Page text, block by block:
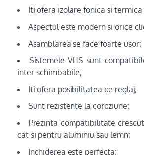
Iti ofera izolare fonica si
Aspectul este modern si orice
Asamblarea se face foarte usor;
Sistemele VHS sunt
inter-schimbabile;
Iti ofera posibilitatea de reglaj;
Sunt rezistente la coroziune;
Prezinta compatibilitate
cat si pentru aluminiu sau lemn;
Inchiderea este perfecta;